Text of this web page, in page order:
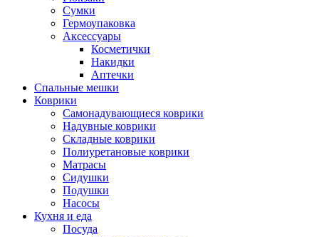
Сумки
Гермоупаковка
Аксессуары
Косметички
Накидки
Аптечки
Спальные мешки
Коврики
Самонадувающиеся коврики
Надувные коврики
Складные коврики
Полиуретановые коврики
Матрасы
Сидушки
Подушки
Насосы
Кухня и еда
Посуда